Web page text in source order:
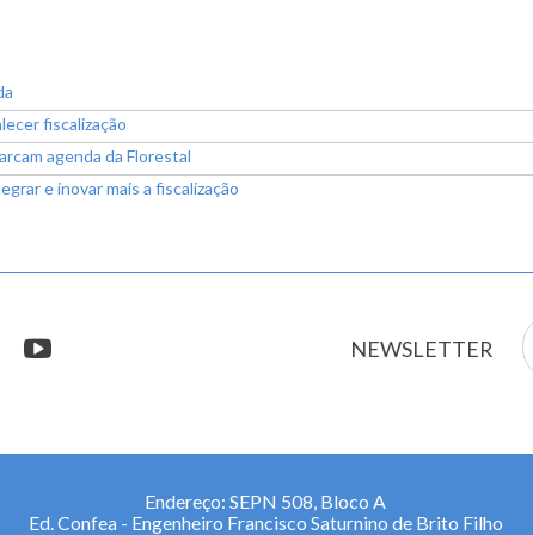
fiscalização
agenda da Florestal
e inovar mais a fiscalização
youtube NEWSLETTER
Endereço: SEPN 508, Bloco A
Ed. Confea - Engenheiro Francisco Saturnino de Brito Filho